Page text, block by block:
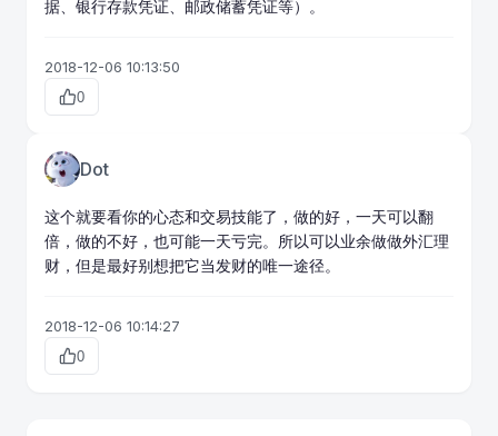
据、银行存款凭证、邮政储蓄凭证等）。
2018-12-06 10:13:50
0
Dot
这个就要看你的心态和交易技能了，做的好，一天可以翻
倍，做的不好，也可能一天亏完。所以可以业余做做外汇理
财，但是最好别想把它当发财的唯一途径。
2018-12-06 10:14:27
0